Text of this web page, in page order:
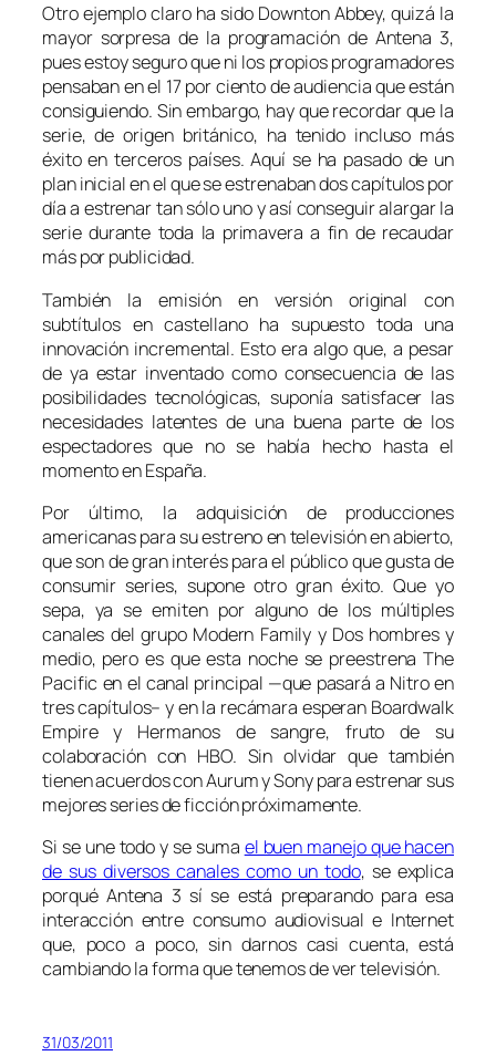
Otro ejemplo claro ha sido Downton Abbey,quizá la
mayor sorpresa de la programación de Antena 3,
pues estoy seguro que ni los propios programadores
pensaban en el 17 por ciento de audiencia que están
consiguiendo. Sin embargo, hay que recordar que la
serie, de origen británico, ha tenido incluso más
éxito en terceros países. Aquí se ha pasado de un
plan inicial en el que se estrenaban dos capítulos por
día a estrenar tan sólo uno y así conseguir alargar la
serie durante toda la primavera a fin de recaudar
más por publicidad.
También la emisión en versión original con
subtítulos en castellano ha supuesto toda una
innovación incremental. Esto era algo que, a pesar
de ya estar inventado como consecuencia de las
posibilidades tecnológicas, suponía satisfacer las
necesidades latentes de una buena parte de los
espectadores que no se había hecho hasta el
momento en España.
Por último, la adquisición de producciones
americanas para su estreno en televisión en abierto,
que son de gran interés para el público que gusta de
consumir series, supone otro gran éxito. Que yo
sepa, ya se emiten por alguno de los múltiples
canales del grupo Modern Family y Dos hombres y
medio, pero es que esta noche se preestrenaThe
Pacific en el canal principal —que pasará a Nitro en
tres capítulos– y en la recámara esperan Boardwalk
Empirey Hermanos de sangre, fruto de su
colaboración con HBO. Sin olvidar que también
tienen acuerdos con Aurum y Sony para estrenar sus
mejores series de ficción próximamente.
Si se une todo y se suma el buen manejo que hacen
de sus diversos canales como un todo, se explica
porqué Antena 3 sí se está preparando para esa
interacción entre consumo audiovisual e Internet
que, poco a poco, sin darnos casi cuenta, está
cambiando la forma que tenemos de ver televisión.
31/03/2011